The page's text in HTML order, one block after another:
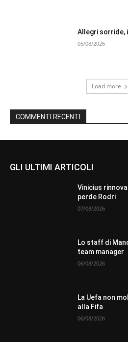
Allegri sorride,
05/08/2026
Load more
COMMENTI RECENTI
GLI ULTIMI ARTICOLI
Vinicius
perde Rodri
07/08/2026
Lo staff di
team manager
06/08/2026
La Uefa non
alla Fifa
06/08/2026